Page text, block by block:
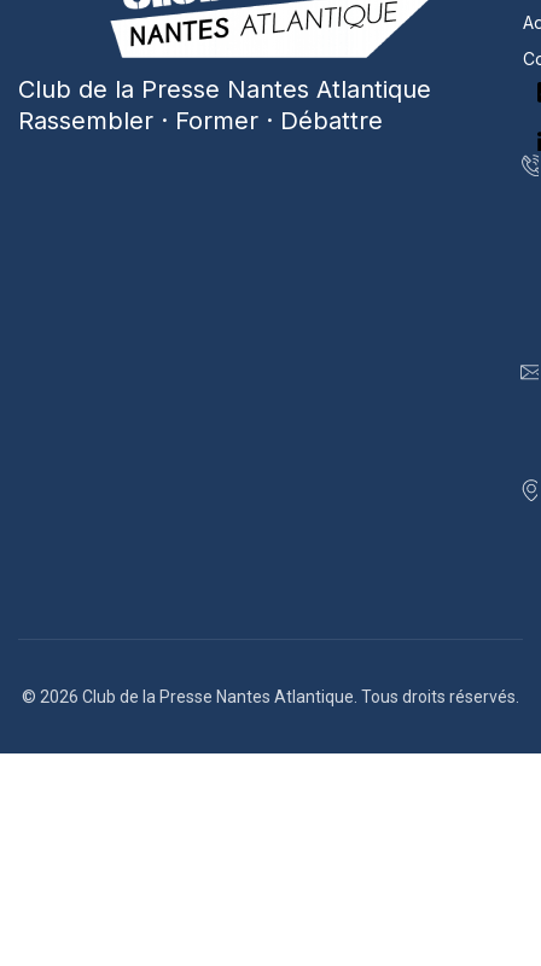
Club de la Presse Nantes Atlantique
Rassembler · Former · Débattre
© 2026 Club de la Presse Nantes Atlantique. Tous droits réservés.